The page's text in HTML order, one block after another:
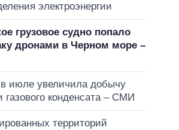
электроэнергии
грузовое судно попало
дронами в Черном море –
в июле увеличила добычу
газового конденсата – СМИ
территорий